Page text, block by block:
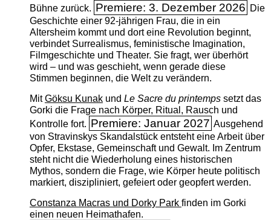
Bühne zurück. Premiere: 3. Dezember 2026 Die
Geschichte einer 92-jährigen Frau, die in ein
Altersheim kommt und dort eine Revolution beginnt,
verbindet Surrealismus, feministische Imagination,
Filmgeschichte und Theater. Sie fragt, wer überhört
wird – und was geschieht, wenn gerade diese
Stimmen beginnen, die Welt zu verändern.
MitGöksu Kunakund Le Sacre du printempssetzt das
Gorki die Frage nach Körper, Ritual, Rausch und
Kontrolle fort. Premiere: Januar 2027 Ausgehend
von Stravinskys Skandalstück entsteht eine Arbeit über
Opfer, Ekstase, Gemeinschaft und Gewalt. Im Zentrum
steht nicht die Wiederholung eines historischen
Mythos, sondern die Frage, wie Körper heute politisch
markiert, diszipliniert, gefeiert oder geopfert werden.
Constanza Macras und Dorky Park finden im Gorki
einen neuen Heimathafen.